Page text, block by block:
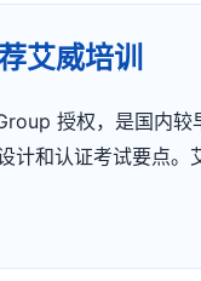
艾威培训
授权，是国内
和认证考试要点。